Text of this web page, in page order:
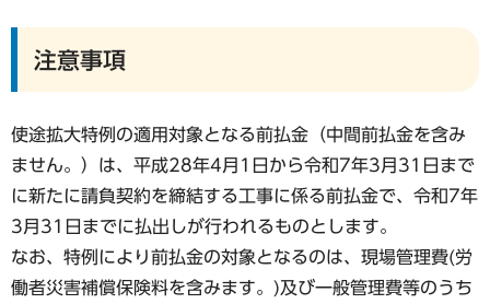
注意事項
使途拡大特例の適用対象となる前払金（中間前払金を含み
ません。）は、平成28年4月1日から令和7年3月31日まで
に新たに請負契約を締結する工事に係る前払金で、令和7年
3月31日までに払出しが行われるものとします。
なお、特例により前払金の対象となるのは、現場管理費(労
働者災害補償保険料を含みます。)及び一般管理費等のうち